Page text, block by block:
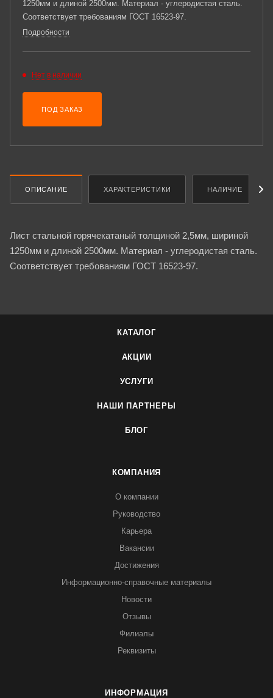
1250мм и длиной 2500мм. Материал - углеродистая сталь.
Соответствует требованиям ГОСТ 16523-97.
Подробности
Нет в наличии
ПОД ЗАКАЗ
ОПИСАНИЕ ХАРАКТЕРИСТИКИ НАЛИЧИЕ
Лист стальной горячекатаный толщиной 2,5мм, шириной
1250мм и длиной 2500мм. Материал - углеродистая сталь.
Соответствует требованиям ГОСТ 16523-97.
КАТАЛОГ
АКЦИИ
УСЛУГИ
НАШИ ПАРТНЕРЫ
БЛОГ
КОМПАНИЯ
О компании
Руководство
Карьера
Вакансии
Достижения
Информационно-справочные материалы
Новости
Отзывы
Филиалы
Реквизиты
ИНФОРМАЦИЯ